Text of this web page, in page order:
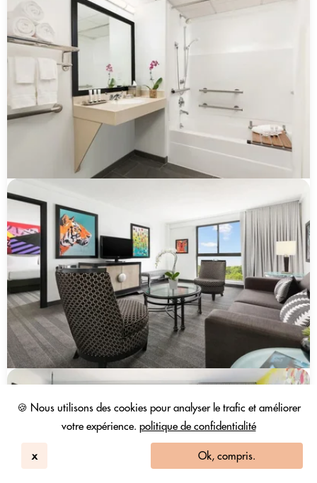
🍪 Nous utilisons des cookies pour analyser le trafic et améliorer
votre expérience. politique de confidentialité
x Ok, compris.